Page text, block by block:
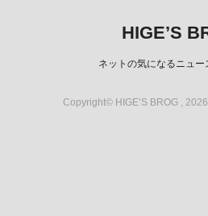
HIGE’S
ネットの気になるニュー
Copyright© HIGE’S BROG ,